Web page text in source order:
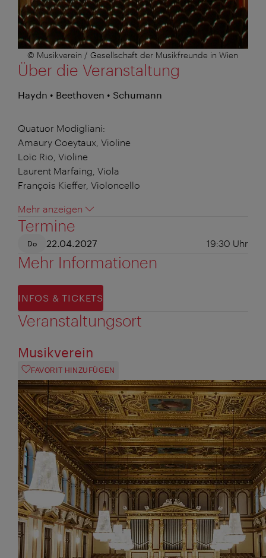
© Musikverein / Gesellschaft der Musikfreunde in Wien
Über die Veranstaltung
Haydn • Beethoven • Schumann
Quatuor Modigliani:
Amaury Coeytaux, Violine
Loïc Rio, Violine
Laurent Marfaing, Viola
François Kieffer, Violoncello
Mehr anzeigen
Termine
Do 22.04.2027 19:30 Uhr
Mehr Informationen
INFOS & TICKETS
Veranstaltungsort
Musikverein
FAVORIT HINZUFÜGEN